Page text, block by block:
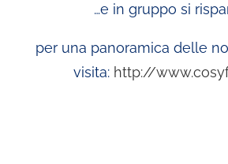
…e in gruppo si
per una panoramica delle
visita: http://